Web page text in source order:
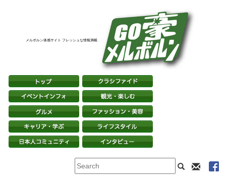
メルボルン体感サイト フレッシュな情報満載